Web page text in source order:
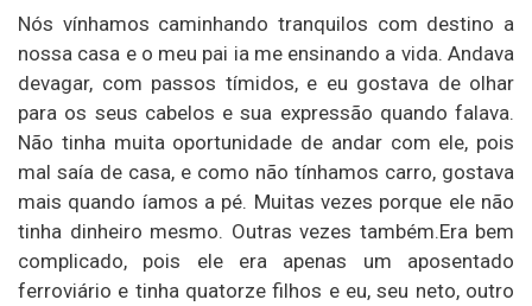
Nós vínhamos caminhando tranquilos com destino a
nossa casa e o meu pai ia me ensinando a vida. Andava
devagar, com passos tímidos, e eu gostava de olhar
para os seus cabelos e sua expressão quando falava.
Não tinha muita oportunidade de andar com ele, pois
mal saía de casa, e como não tínhamos carro, gostava
mais quando íamos a pé. Muitas vezes porque ele não
tinha dinheiro mesmo. Outras vezes também.Era bem
complicado, pois ele era apenas um aposentado
ferroviário e tinha quatorze filhos e eu, seu neto, outro